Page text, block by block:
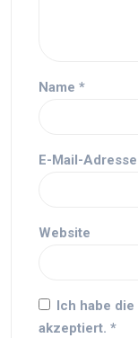
Name *
E-Mail-Adresse
Website
Ich habe die
akzeptiert. *